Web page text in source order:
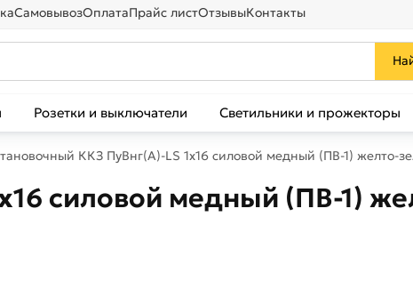
СамовывозОплатаПрайс листОтзывыКонтакты
Розетки и выключатели Светильники и прожекторы
ККЗ ПуВнг(А)-LS 1х16 силовой медный (ПВ-1) желто-
силовой медный (ПВ-1)